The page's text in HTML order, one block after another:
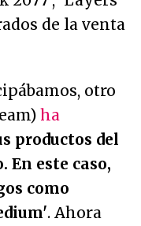
otro
ha
productos del
En este caso,
como
. Ahora